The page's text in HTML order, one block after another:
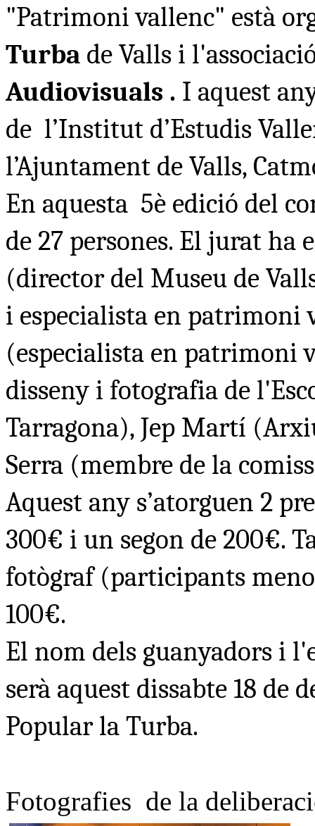
"Patrimoni vallenc" està
Turba de Valls i
Audiovisuals . I aquest
de l’Institut d’Estudis
l’Ajuntament de Valls,
En aquesta 5è edició del
de 27 persones. El jurat
(director del Museu de
i especialista en patrimoni
(especialista en patrimoni
disseny i fotografia de
Tarragona), Jep Martí
Serra (membre de la
Aquest any s’atorguen 2
300€ i un segon de 200€.
fotògraf (participants
100€.
El nom dels guanyadors i
serà aquest dissabte 18 de
Popular la Turba.
Fotografies de la